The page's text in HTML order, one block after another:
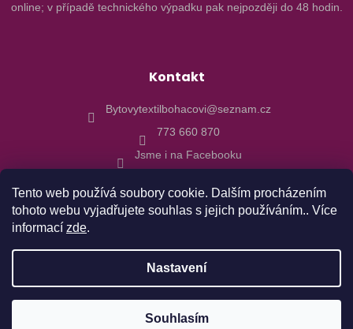
Tento web používá soubory cookie. Dalším procházením
tohoto webu vyjadřujete souhlas s jejich používáním.. Více
informací zde.
Nastavení
Souhlasím
Objednávky realizované od 10.8. budu expedovány 17.8.2026 z
online; v případě technického výpadku pak nejpozději do 48 hodin.
Kontakt
Bytovytextilbohacovi@seznam.cz
773 660 870
Jsme i na Facebooku
vyhrazena.